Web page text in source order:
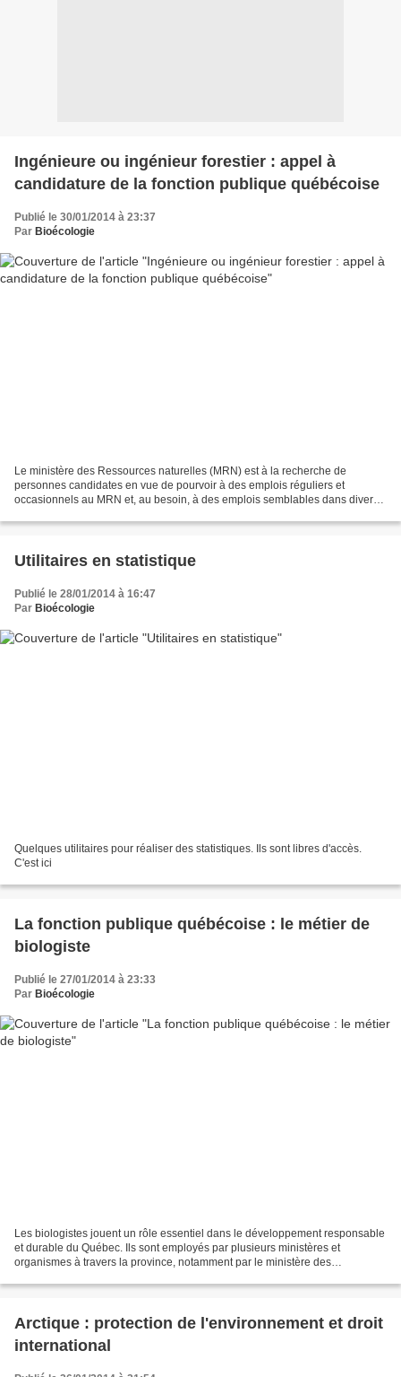
Ingénieure ou ingénieur forestier : appel à
candidature de la fonction publique québécoise
Publié le 30/01/2014 à 23:37
Par Bioécologie
Le ministère des Ressources naturelles (MRN) est à la recherche de
personnes candidates en vue de pourvoir à des emplois réguliers et
occasionnels au MRN et, au besoin, à des emplois semblables dans divers
Utilitaires en statistique
Publié le 28/01/2014 à 16:47
Par Bioécologie
Quelques utilitaires pour réaliser des statistiques. Ils sont libres d'accès.
C'est ici
La fonction publique québécoise : le métier de
biologiste
Publié le 27/01/2014 à 23:33
Par Bioécologie
Les biologistes jouent un rôle essentiel dans le développement responsable
et durable du Québec. Ils sont employés par plusieurs ministères et
organismes à travers la province, notamment par le ministère des
Arctique : protection de l'environnement et droit
international